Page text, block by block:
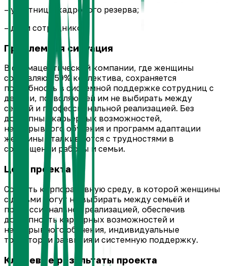
– участницы кадрового резерва;
– дети сотрудников.
Проблемная ситуация
В фармацевтической компании, где женщины
составляют 59% коллектива, сохраняется
потребность в системной поддержке сотрудниц с
детьми, позволяющей им не выбирать между
семьёй и профессиональной реализацией. Без
доступных карьерных возможностей,
непрерывного обучения и программ адаптации
женщины сталкиваются с трудностями в
совмещении работы и семьи.
Цель проекта
Создать корпоративную среду, в которой женщины
с детьми могут не выбирать между семьёй и
профессиональной реализацией, обеспечив
доступность карьерных возможностей и
непрерывного обучения, индивидуальные
траектории развития и системную поддержку.
Ключевые результаты проекта